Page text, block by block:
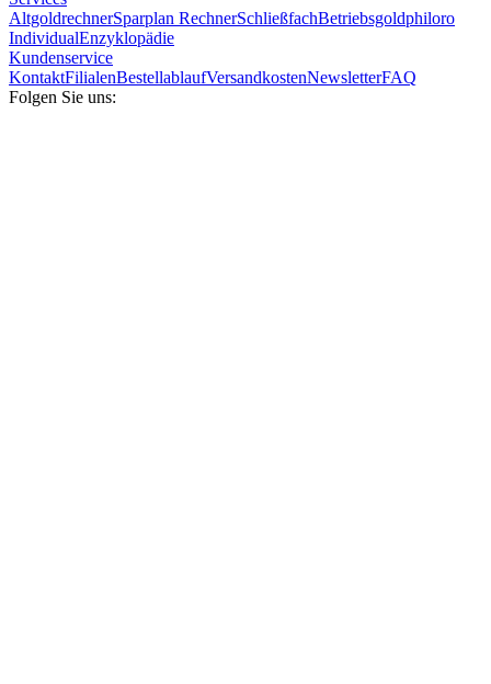
AltgoldrechnerSparplan RechnerSchließfachBetriebsgoldphiloro
IndividualEnzyklopädie
Kundenservice
KontaktFilialenBestellablaufVersandkostenNewsletterFAQ
Folgen Sie uns: